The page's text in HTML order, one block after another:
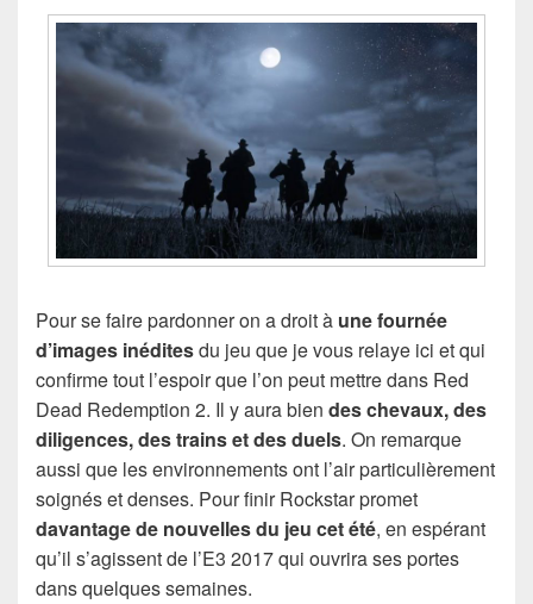
Pour se faire pardonner on a droit à une fournée
d’images inéditesdu jeu que je vous relaye ici et qui
confirme tout l’espoir que l’on peut mettre dans Red
Dead Redemption 2. Il y aura bien des chevaux, des
diligences, des trains et des duels. On remarque
aussi que les environnements ont l’air particulièrement
soignés et denses. Pour finir Rockstar promet
davantage de nouvelles du jeu cet été, en espérant
qu’il s’agissent de l’E3 2017 qui ouvrira ses portes
dans quelques semaines.